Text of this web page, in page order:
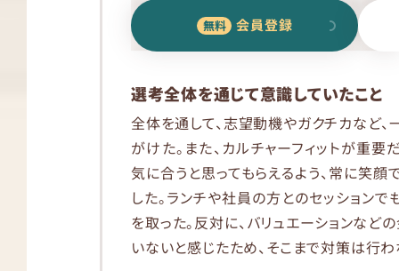
会員登録
選考全体を通じて意識していたこと
全体を通して、志望動機やガクチカなど
がけた。また、カルチャーフィットが重
気に合うと思ってもらえるよう、常に笑
した。ランチや社員の方とのセッション
を取った。反対に、バリュエーションな
いないと感じたため、そこまで対策は行わ